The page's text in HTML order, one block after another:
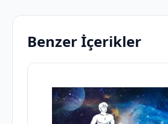
Benzer İçerikler